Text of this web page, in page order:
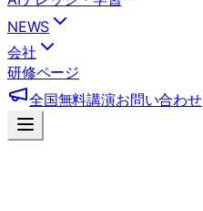
NEWS
会社
研修ページ
全国無料講演お問い合わせ